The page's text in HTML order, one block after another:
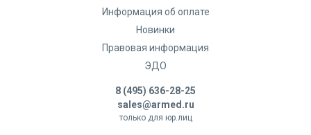
Информация об оплате
Новинки
Правовая информация
ЭДО
8 (495) 636-28-25
sales@armed.ru
только для юр.лиц